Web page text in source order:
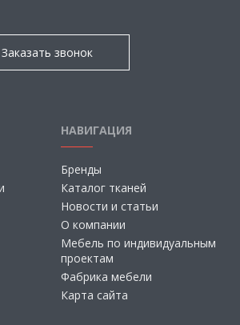
Заказать звонок
НАВИГАЦИЯ
Бренды
Каталог тканей
Новости и статьи
О компании
Мебель по индивидуальным
проектам
Фабрика мебели
Карта сайта